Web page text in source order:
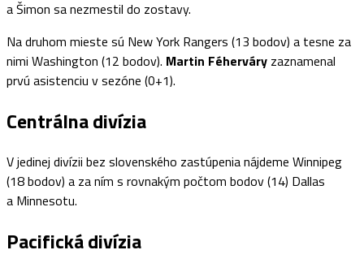
a Šimon sa nezmestil do zostavy.
Na druhom mieste sú New York Rangers (13 bodov) a tesne za
nimi Washington (12 bodov). Martin Féherváry zaznamenal
prvú asistenciu v sezóne (0+1).
Centrálna divízia
V jedinej divízii bez slovenského zastúpenia nájdeme Winnipeg
(18 bodov) a za ním s rovnakým počtom bodov (14) Dallas
a Minnesotu.
Pacifická divízia